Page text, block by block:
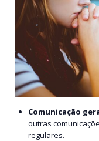
Comunicação
outras
regulares.